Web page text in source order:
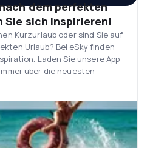
dem perfekten
Sie sich inspirieren!
Kurzurlaub oder sind Sie auf
Urlaub? Bei eSky finden
Laden Sie unsere App
über die neuesten